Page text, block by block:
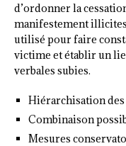
d’ordonner la
manifestement
utilisé pour faire
victime et établir un
verbales subies.
Hiérarchisation des
Combinaison
Mesures